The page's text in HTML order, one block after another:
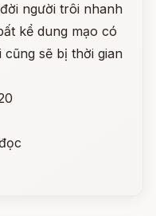
người trôi nhanh
kể dung mạo có
sẽ bị thời gian